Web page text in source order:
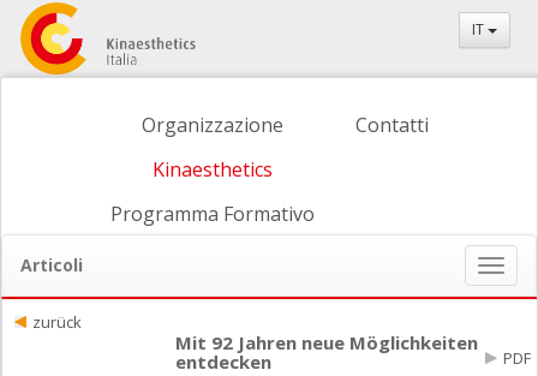
IT
Organizzazione
Kinaesthetics
Programma Formativo
Contatti
Articoli
ein-/
zurück
Mit 92 Jahren neue Möglichkeiten
entdecken
PDF